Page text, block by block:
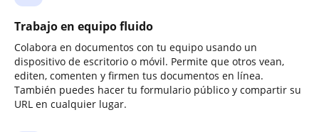
Trabajo en equipo fluido
Colabora en documentos con tu equipo usando un
dispositivo de escritorio o móvil. Permite que otros vean,
editen, comenten y firmen tus documentos en línea.
También puedes hacer tu formulario público y compartir su
URL en cualquier lugar.